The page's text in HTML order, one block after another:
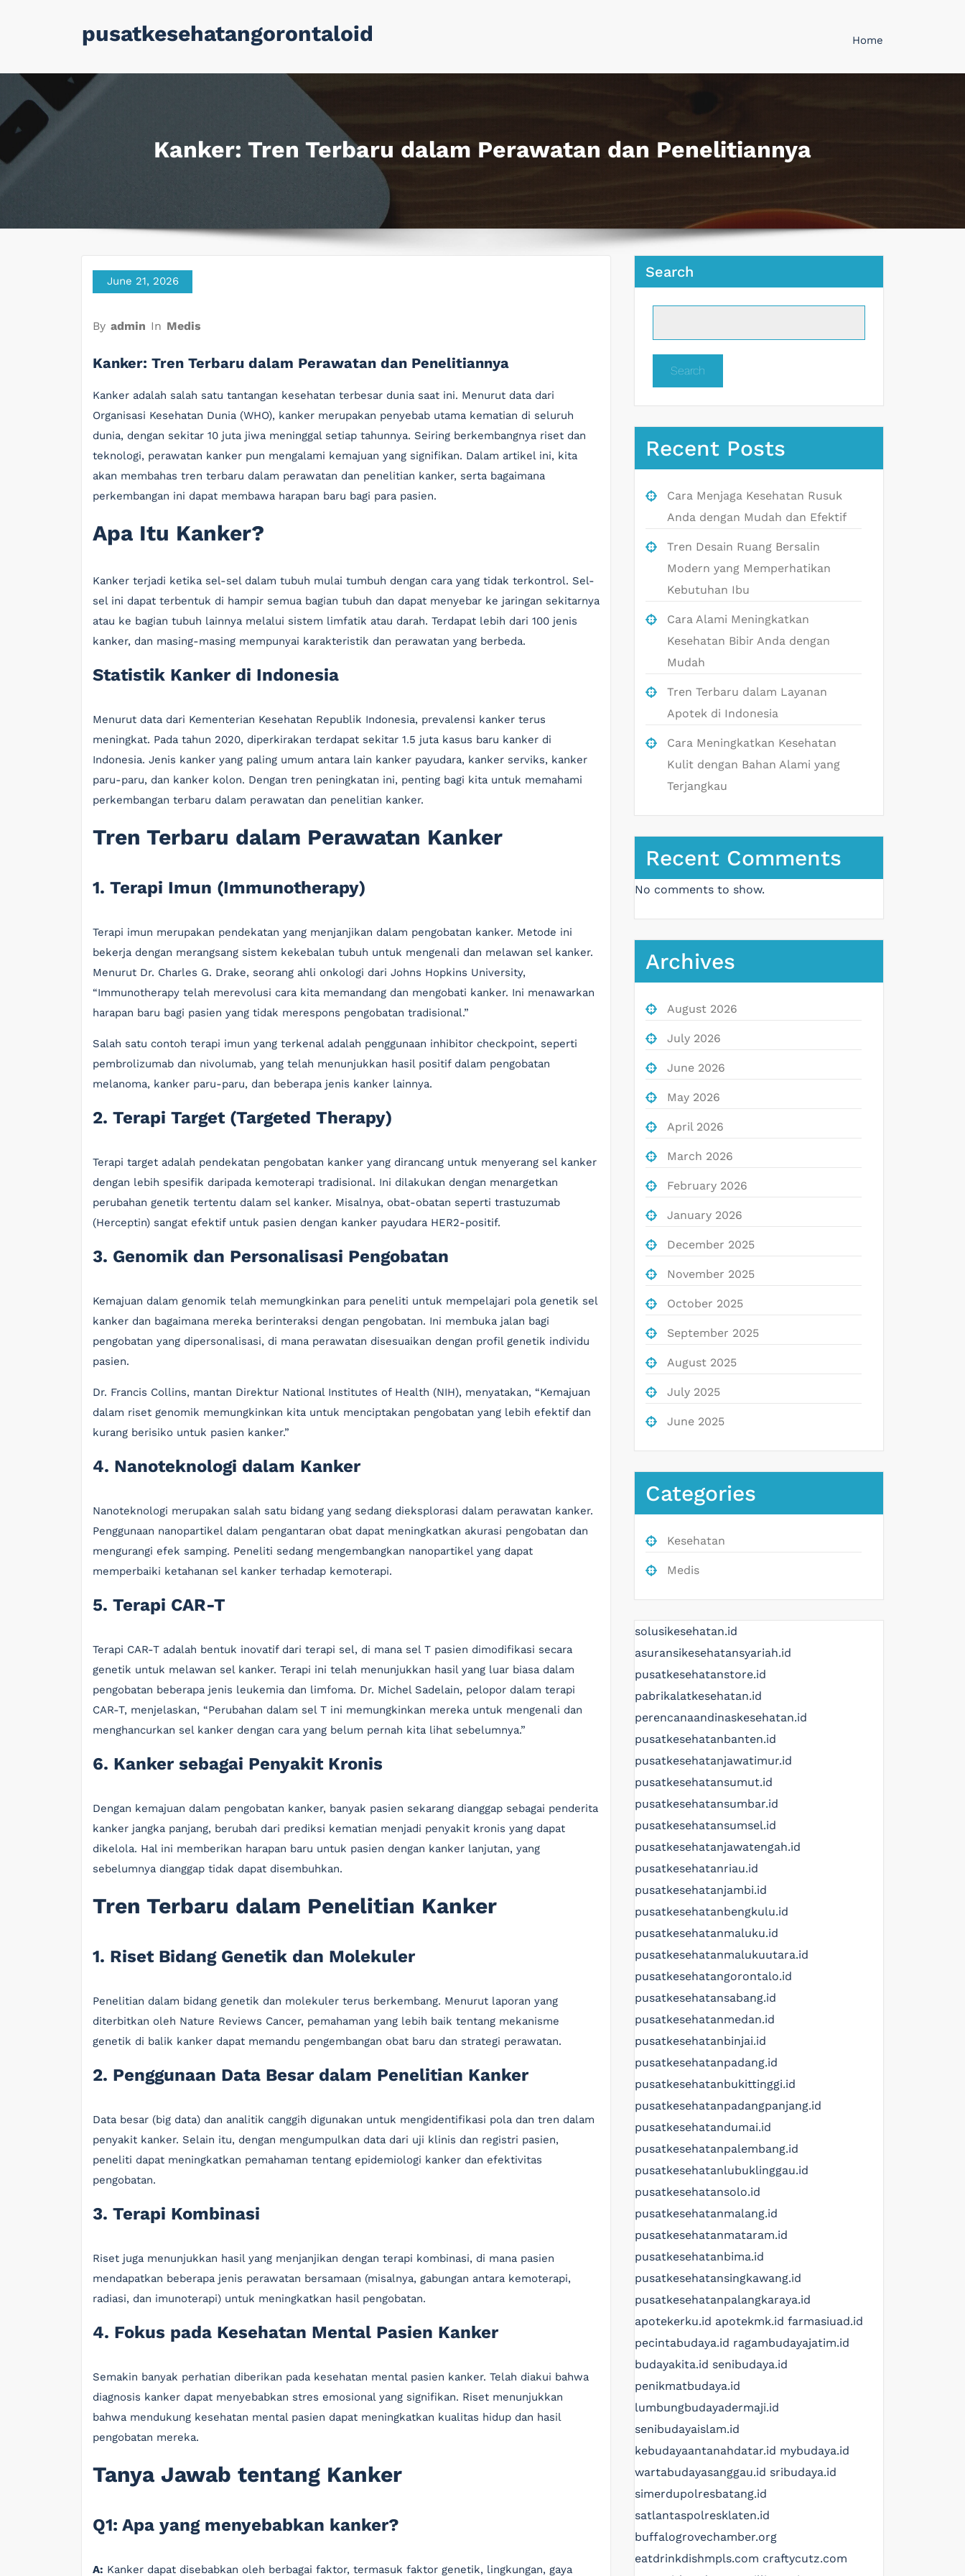
pusatkesehatangorontaloid Home
Kanker: Tren Terbaru dalam Perawatan dan Penelitiannya
June 21, 2026
By admin In Medis
Kanker: Tren Terbaru dalam Perawatan dan Penelitiannya
Kanker adalah salah satu tantangan kesehatan terbesar dunia saat ini. Menurut data dari
Organisasi Kesehatan Dunia (WHO), kanker merupakan penyebab utama kematian di seluruh
dunia, dengan sekitar 10 juta jiwa meninggal setiap tahunnya. Seiring berkembangnya riset dan
teknologi, perawatan kanker pun mengalami kemajuan yang signifikan. Dalam artikel ini, kita
akan membahas tren terbaru dalam perawatan dan penelitian kanker, serta bagaimana
perkembangan ini dapat membawa harapan baru bagi para pasien.
Apa Itu Kanker?
Kanker terjadi ketika sel-sel dalam tubuh mulai tumbuh dengan cara yang tidak terkontrol. Sel-
sel ini dapat terbentuk di hampir semua bagian tubuh dan dapat menyebar ke jaringan sekitarnya
atau ke bagian tubuh lainnya melalui sistem limfatik atau darah. Terdapat lebih dari 100 jenis
kanker, dan masing-masing mempunyai karakteristik dan perawatan yang berbeda.
Statistik Kanker di Indonesia
Menurut data dari Kementerian Kesehatan Republik Indonesia, prevalensi kanker terus
meningkat. Pada tahun 2020, diperkirakan terdapat sekitar 1.5 juta kasus baru kanker di
Indonesia. Jenis kanker yang paling umum antara lain kanker payudara, kanker serviks, kanker
paru-paru, dan kanker kolon. Dengan tren peningkatan ini, penting bagi kita untuk memahami
perkembangan terbaru dalam perawatan dan penelitian kanker.
Tren Terbaru dalam Perawatan Kanker
1. Terapi Imun (Immunotherapy)
Terapi imun merupakan pendekatan yang menjanjikan dalam pengobatan kanker. Metode ini
bekerja dengan merangsang sistem kekebalan tubuh untuk mengenali dan melawan sel kanker.
Menurut Dr. Charles G. Drake, seorang ahli onkologi dari Johns Hopkins University,
“Immunotherapy telah merevolusi cara kita memandang dan mengobati kanker. Ini menawarkan
harapan baru bagi pasien yang tidak merespons pengobatan tradisional.”
Salah satu contoh terapi imun yang terkenal adalah penggunaan inhibitor checkpoint, seperti
pembrolizumab dan nivolumab, yang telah menunjukkan hasil positif dalam pengobatan
melanoma, kanker paru-paru, dan beberapa jenis kanker lainnya.
2. Terapi Target (Targeted Therapy)
Terapi target adalah pendekatan pengobatan kanker yang dirancang untuk menyerang sel kanker
dengan lebih spesifik daripada kemoterapi tradisional. Ini dilakukan dengan menargetkan
perubahan genetik tertentu dalam sel kanker. Misalnya, obat-obatan seperti trastuzumab
(Herceptin) sangat efektif untuk pasien dengan kanker payudara HER2-positif.
3. Genomik dan Personalisasi Pengobatan
Kemajuan dalam genomik telah memungkinkan para peneliti untuk mempelajari pola genetik sel
kanker dan bagaimana mereka berinteraksi dengan pengobatan. Ini membuka jalan bagi
pengobatan yang dipersonalisasi, di mana perawatan disesuaikan dengan profil genetik individu
pasien.
Dr. Francis Collins, mantan Direktur National Institutes of Health (NIH), menyatakan, “Kemajuan
dalam riset genomik memungkinkan kita untuk menciptakan pengobatan yang lebih efektif dan
kurang berisiko untuk pasien kanker.”
4. Nanoteknologi dalam Kanker
Nanoteknologi merupakan salah satu bidang yang sedang dieksplorasi dalam perawatan kanker.
Penggunaan nanopartikel dalam pengantaran obat dapat meningkatkan akurasi pengobatan dan
mengurangi efek samping. Peneliti sedang mengembangkan nanopartikel yang dapat
memperbaiki ketahanan sel kanker terhadap kemoterapi.
5. Terapi CAR-T
Terapi CAR-T adalah bentuk inovatif dari terapi sel, di mana sel T pasien dimodifikasi secara
genetik untuk melawan sel kanker. Terapi ini telah menunjukkan hasil yang luar biasa dalam
pengobatan beberapa jenis leukemia dan limfoma. Dr. Michel Sadelain, pelopor dalam terapi
CAR-T, menjelaskan, “Perubahan dalam sel T ini memungkinkan mereka untuk mengenali dan
menghancurkan sel kanker dengan cara yang belum pernah kita lihat sebelumnya.”
6. Kanker sebagai Penyakit Kronis
Dengan kemajuan dalam pengobatan kanker, banyak pasien sekarang dianggap sebagai penderita
kanker jangka panjang, berubah dari prediksi kematian menjadi penyakit kronis yang dapat
dikelola. Hal ini memberikan harapan baru untuk pasien dengan kanker lanjutan, yang
sebelumnya dianggap tidak dapat disembuhkan.
Tren Terbaru dalam Penelitian Kanker
1. Riset Bidang Genetik dan Molekuler
Penelitian dalam bidang genetik dan molekuler terus berkembang. Menurut laporan yang
diterbitkan oleh Nature Reviews Cancer, pemahaman yang lebih baik tentang mekanisme
genetik di balik kanker dapat memandu pengembangan obat baru dan strategi perawatan.
2. Penggunaan Data Besar dalam Penelitian Kanker
Data besar (big data) dan analitik canggih digunakan untuk mengidentifikasi pola dan tren dalam
penyakit kanker. Selain itu, dengan mengumpulkan data dari uji klinis dan registri pasien,
peneliti dapat meningkatkan pemahaman tentang epidemiologi kanker dan efektivitas
pengobatan.
3. Terapi Kombinasi
Riset juga menunjukkan hasil yang menjanjikan dengan terapi kombinasi, di mana pasien
mendapatkan beberapa jenis perawatan bersamaan (misalnya, gabungan antara kemoterapi,
radiasi, dan imunoterapi) untuk meningkatkan hasil pengobatan.
4. Fokus pada Kesehatan Mental Pasien Kanker
Semakin banyak perhatian diberikan pada kesehatan mental pasien kanker. Telah diakui bahwa
diagnosis kanker dapat menyebabkan stres emosional yang signifikan. Riset menunjukkan
bahwa mendukung kesehatan mental pasien dapat meningkatkan kualitas hidup dan hasil
pengobatan mereka.
Tanya Jawab tentang Kanker
Q1: Apa yang menyebabkan kanker?
A: Kanker dapat disebabkan oleh berbagai faktor, termasuk faktor genetik, lingkungan, gaya
Search
Search
Recent Posts
Cara Menjaga Kesehatan Rusuk
Anda dengan Mudah dan Efektif
Tren Desain Ruang Bersalin
Modern yang Memperhatikan
Kebutuhan Ibu
Cara Alami Meningkatkan
Kesehatan Bibir Anda dengan
Mudah
Tren Terbaru dalam Layanan
Apotek di Indonesia
Cara Meningkatkan Kesehatan
Kulit dengan Bahan Alami yang
Terjangkau
Recent Comments
No comments to show.
Archives
August 2026
July 2026
June 2026
May 2026
April 2026
March 2026
February 2026
January 2026
December 2025
November 2025
October 2025
September 2025
August 2025
July 2025
June 2025
Categories
Kesehatan
Medis
solusikesehatan.id
asuransikesehatansyariah.id
pusatkesehatanstore.id
pabrikalatkesehatan.id
perencanaandinaskesehatan.id
pusatkesehatanbanten.id
pusatkesehatanjawatimur.id
pusatkesehatansumut.id
pusatkesehatansumbar.id
pusatkesehatansumsel.id
pusatkesehatanjawatengah.id
pusatkesehatanriau.id
pusatkesehatanjambi.id
pusatkesehatanbengkulu.id
pusatkesehatanmaluku.id
pusatkesehatanmalukuutara.id
pusatkesehatangorontalo.id
pusatkesehatansabang.id
pusatkesehatanmedan.id
pusatkesehatanbinjai.id
pusatkesehatanpadang.id
pusatkesehatanbukittinggi.id
pusatkesehatanpadangpanjang.id
pusatkesehatandumai.id
pusatkesehatanpalembang.id
pusatkesehatanlubuklinggau.id
pusatkesehatansolo.id
pusatkesehatanmalang.id
pusatkesehatanmataram.id
pusatkesehatanbima.id
pusatkesehatansingkawang.id
pusatkesehatanpalangkaraya.id
apotekerku.id apotekmk.id farmasiuad.id
pecintabudaya.id ragambudayajatim.id
budayakita.id senibudaya.id
penikmatbudaya.id
lumbungbudayadermaji.id
senibudayaislam.id
kebudayaantanahdatar.id mybudaya.id
wartabudayasanggau.id sribudaya.id
simerdupolresbatang.id
satlantaspolresklaten.id
buffalogrovechamber.org
eatdrinkdishmpls.com craftycutz.com